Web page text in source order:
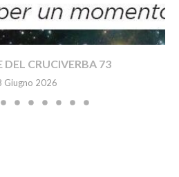
CRUCIVERBA 73
Giugno 2026